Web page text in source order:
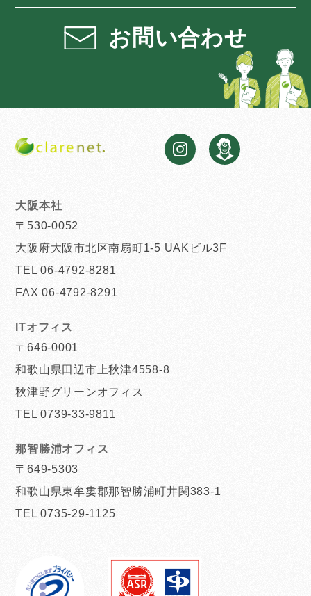
お問い合わせ
大阪本社
〒530-0052
大阪府大阪市北区南扇町1-5 UAKビル3F
TEL 06-4792-8281
FAX 06-4792-8291
ITオフィス
〒646-0001
和歌山県田辺市上秋津4558-8
秋津野グリーンオフィス
TEL 0739-33-9811
那智勝浦オフィス
〒649-5303
和歌山県東牟婁郡那智勝浦町井関383-1
TEL 0735-29-1125